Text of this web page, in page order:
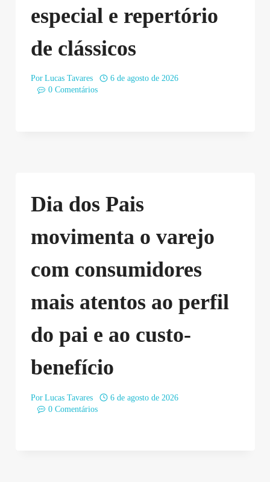
especial e repertório
de clássicos
Por Lucas Tavares
6 de agosto de 2026
0 Comentários
Dia dos Pais
movimenta o varejo
com consumidores
mais atentos ao perfil
do pai e ao custo-
benefício
Por Lucas Tavares
6 de agosto de 2026
0 Comentários